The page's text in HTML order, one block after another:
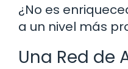
¿No es
a un nivel más
Una Red de